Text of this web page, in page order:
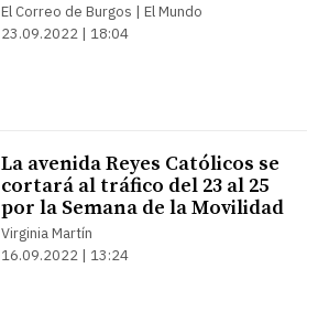
El Correo de Burgos | El Mundo
23.09.2022 | 18:04
La avenida Reyes Católicos se
cortará al tráfico del 23 al 25
por la Semana de la Movilidad
Virginia Martín
16.09.2022 | 13:24